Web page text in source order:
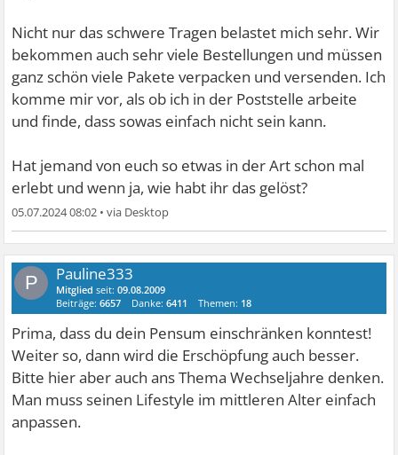
Nicht nur das schwere Tragen belastet mich sehr. Wir
bekommen auch sehr viele Bestellungen und müssen
ganz schön viele Pakete verpacken und versenden. Ich
komme mir vor, als ob ich in der Poststelle arbeite
und finde, dass sowas einfach nicht sein kann.
Hat jemand von euch so etwas in der Art schon mal
erlebt und wenn ja, wie habt ihr das gelöst?
05.07.2024 08:02 •
P Pauline333
Mitglied seit:09.08.2009
Beiträge:6657 Danke:6411 Themen: 18
Prima, dass du dein Pensum einschränken konntest!
Weiter so, dann wird die Erschöpfung auch besser.
Bitte hier aber auch ans Thema Wechseljahre denken.
Man muss seinen Lifestyle im mittleren Alter einfach
anpassen.